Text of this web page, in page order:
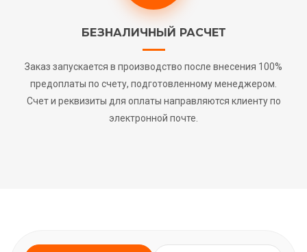
БЕЗНАЛИЧНЫЙ РАСЧЕТ
Заказ запускается в производство после внесения 100%
предоплаты по счету, подготовленному менеджером.
Счет и реквизиты для оплаты направляются клиенту по
электронной почте.